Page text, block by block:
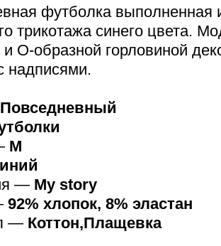
футболка выполненная
трикотажа синего цвета.
и О-образной горловиной
надписями.
Повседневный
M
— My story
92% хлопок, 8% эластан
— Коттон,Плащевка